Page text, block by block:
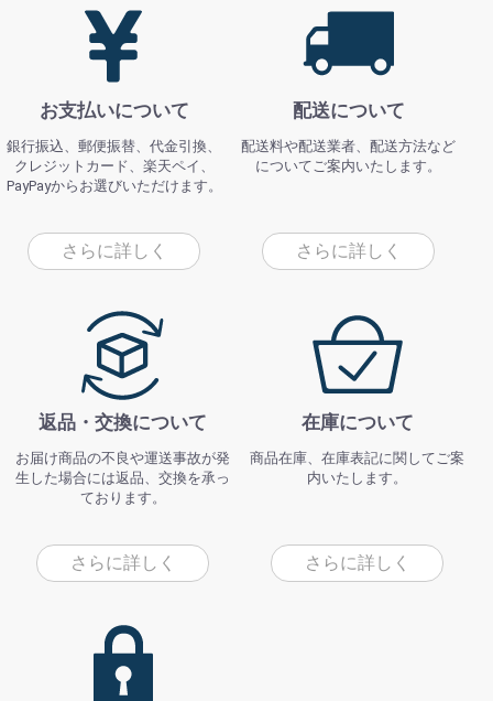
お支払いについて
銀行振込、郵便振替、代金引換、
クレジットカード、楽天ペイ、
PayPayからお選びいただけます。
さらに詳しく
配送について
配送料や配送業者、配送方法など
についてご案内いたします。
さらに詳しく
返品・交換について
お届け商品の不良や運送事故が発
生した場合には返品、交換を承っ
ております。
さらに詳しく
在庫について
商品在庫、在庫表記に関してご案
内いたします。
さらに詳しく